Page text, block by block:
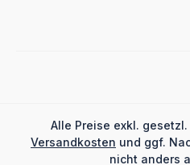
Alle Preise exkl.
Versandkosten und ggf.
nicht anders